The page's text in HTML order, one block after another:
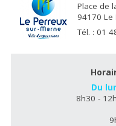
Place de
94170 Le
Tél. : 01
Du
8h30 -